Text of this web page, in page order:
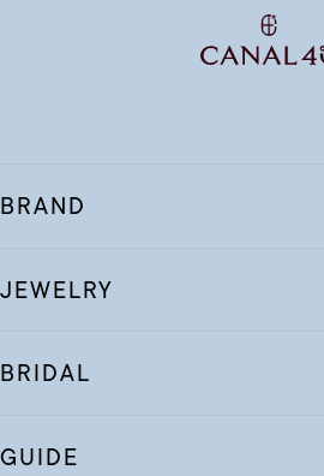
BRAND
JEWELRY
BRIDAL
GUIDE